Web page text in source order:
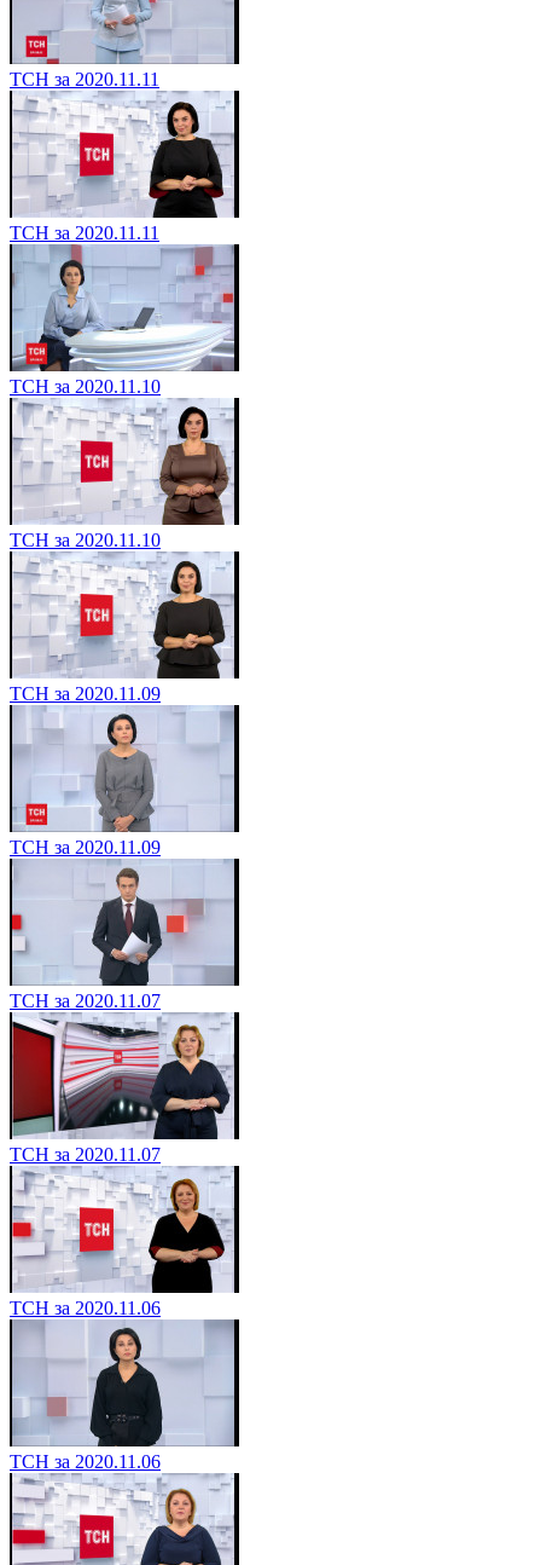
ТСН за 2020.11.11
ТСН за 2020.11.11
ТСН за 2020.11.10
ТСН за 2020.11.10
ТСН за 2020.11.09
ТСН за 2020.11.09
ТСН за 2020.11.07
ТСН за 2020.11.07
ТСН за 2020.11.06
ТСН за 2020.11.06